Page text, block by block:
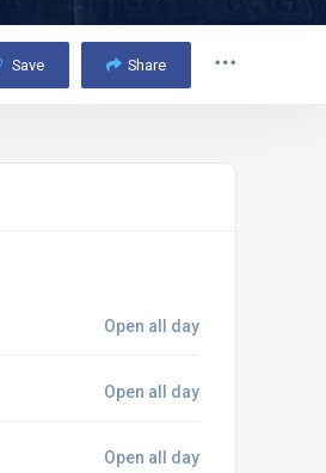
Save Share
Open all day
Open all day
Open all day